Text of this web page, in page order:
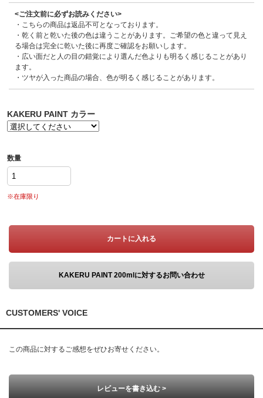
<ご注文前に必ずお読みください>
・こちらの商品は返品不可となっております。
・乾く前と乾いた後の色は違うことがあります。ご希望の色と違って見え
る場合は完全に乾いた後に再度ご確認をお願いします。
・広い面だと人の目の錯覚により選んだ色よりも明るく感じることがあり
ます。
・ツヤが入った商品の場合、色が明るく感じることがあります。
KAKERU PAINT カラー
数量
※在庫限り
カートに入れる
KAKERU PAINT 200mlに対するお問い合わせ
CUSTOMERS' VOICE
この商品に対するご感想をぜひお寄せください。
レビューを書き込む >